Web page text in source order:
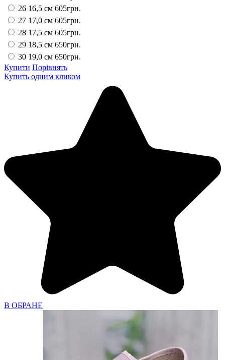
26 16,5 см 605грн.
27 17,0 см 605грн.
28 17,5 см 605грн.
29 18,5 см 650грн.
30 19,0 см 650грн.
Купити Порівнять
Купить одним кликом
В ОБРАНЕ